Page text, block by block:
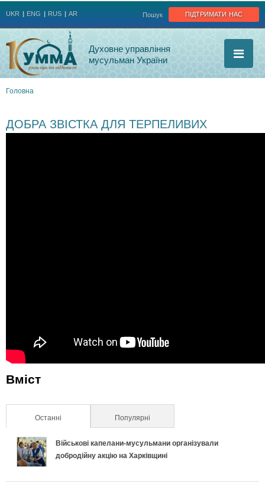
підтримати нас
Пошук
UKR ENG RUS AR
Духовне управління
мусульман України
є
Головна
ДОБРА ЗВІСТКА ДЛЯ ТЕРПЕЛИВИХ
Вміст
Останні (активна вкладка)Популярні
Військові капелани-мусульмани організували
добродійну акцію на Харківщині